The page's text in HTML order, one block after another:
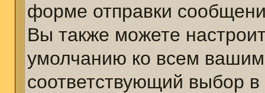
форме отправки
Вы также можете
умолчанию ко всем
соответствующий выбор